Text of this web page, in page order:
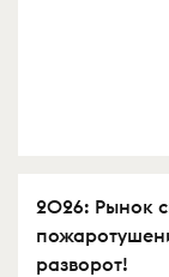
2026: Рынок
разворот!